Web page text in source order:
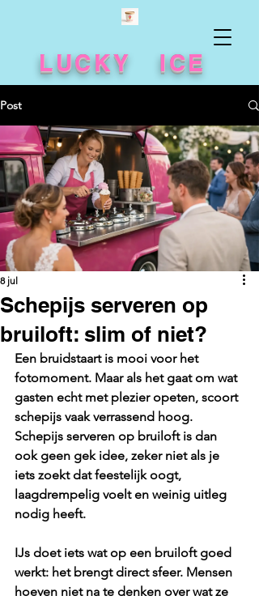
LUCKY ICE
Post
Schepijs serveren op
bruiloft: slim of niet?
8 jul
Een bruidstaart is mooi voor het
fotomoment. Maar als het gaat om wat
gasten echt met plezier opeten, scoort
schepijs vaak verrassend hoog.
Schepijs serveren op bruiloft is dan
ook geen gek idee, zeker niet als je
iets zoekt dat feestelijk oogt,
laagdrempelig voelt en weinig uitleg
nodig heeft.
IJs doet iets wat op een bruiloft goed
werkt: het brengt direct sfeer. Mensen
hoeven niet na te denken over wat ze